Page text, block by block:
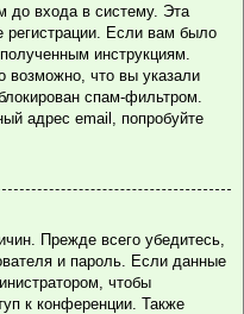
до входа в систему. Эта
регистрации. Если вам было
инструкциям.
возможно, что вы указали
спам-фильтром.
адрес email, попробуйте
Прежде всего убедитесь,
и пароль. Если данные
чтобы
к конференции. Также